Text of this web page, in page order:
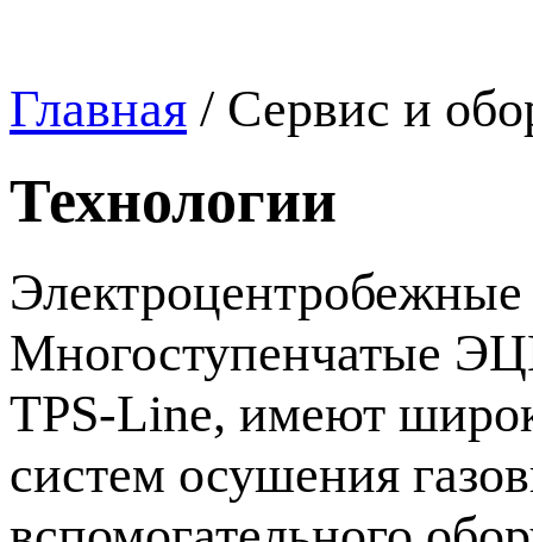
Главная / Сервис и
Технологии
Электроцентробежные
Многоступенчатые
TPS-Line, имеют
систем осушения